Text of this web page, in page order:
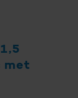
met